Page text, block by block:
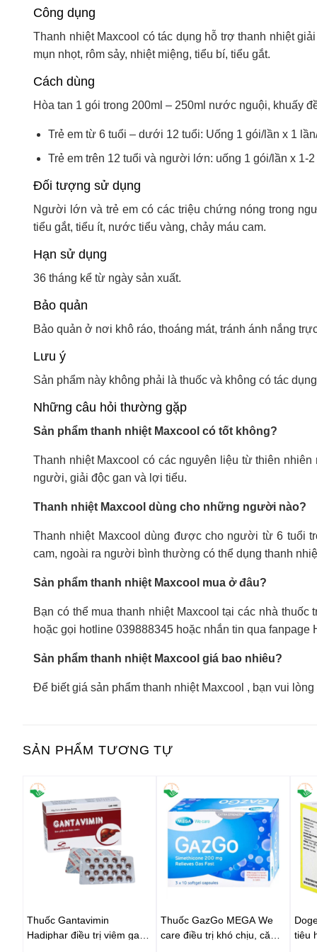
Công dụng
Thanh nhiệt Maxcool có tác dụng hỗ trợ thanh nhiệt
mụn nhọt, rôm sảy, nhiệt miệng, tiểu bí, tiểu gắt.
Cách dùng
Hòa tan 1 gói trong 200ml – 250ml nước nguội, khuấy
Trẻ em từ 6 tuổi – dưới 12 tuổi: Uống 1 gói/lần x 1
Trẻ em trên 12 tuổi và người lớn: uống 1 gói/lần x 1-
Đối tượng sử dụng
Người lớn và trẻ em có các triệu chứng nóng trong
tiểu gắt, tiểu ít, nước tiểu vàng, chảy máu cam.
Hạn sử dụng
36 tháng kể từ ngày sản xuất.
Bảo quản
Bảo quản ở nơi khô ráo, thoáng mát, tránh ánh nắng
Lưu ý
Sản phẩm này không phải là thuốc và không có tác
Những câu hỏi thường gặp
Sản phẩm thanh nhiệt Maxcool có tốt không?
Thanh nhiệt Maxcool có các nguyên liệu từ thiên
người, giải độc gan và lợi tiểu.
Thanh nhiệt Maxcool dùng cho những người nào?
Thanh nhiệt Maxcool dùng được cho người từ 6 tuổi
cam, ngoài ra người bình thường có thể dụng thanh
Sản phẩm thanh nhiệt Maxcool mua ở đâu?
Bạn có thể mua thanh nhiệt Maxcool tại các nhà
hoặc gọi hotline 039888345 hoặc nhắn tin qua fanpage
Sản phẩm thanh nhiệt Maxcool giá bao nhiêu?
Để biết giá sản phẩm thanh nhiệt Maxcool , bạn vui
SẢN PHẨM TƯƠNG TỰ
Thuốc Gantavimin
Hadiphar điều trị viêm gan
Thuốc GazGo MEGA We
care điều trị khó chịu, căng
tiêu